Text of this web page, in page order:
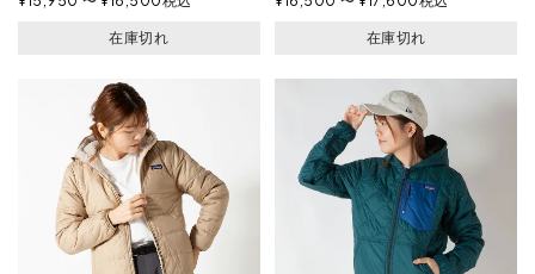
在庫切れ 在庫切れ